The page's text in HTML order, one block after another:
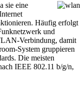
sie eine
Häufig erfolgt
und
Verbindung, damit
System gruppieren
Die meisten
IEEE 802.11 b/g/n,